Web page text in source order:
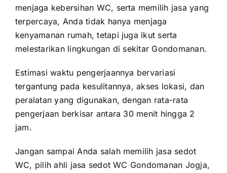
menjaga kebersihan WC, serta memilih jasa yang
terpercaya, Anda tidak hanya menjaga
kenyamanan rumah, tetapi juga ikut serta
melestarikan lingkungan di sekitar Gondomanan.
Estimasi waktu pengerjaannya bervariasi
tergantung pada kesulitannya, akses lokasi, dan
peralatan yang digunakan, dengan rata-rata
pengerjaan berkisar antara 30 menit hingga 2
jam.
Jangan sampai Anda salah memilih jasa sedot
WC, pilih ahli jasa sedot WC Gondomanan Jogja,